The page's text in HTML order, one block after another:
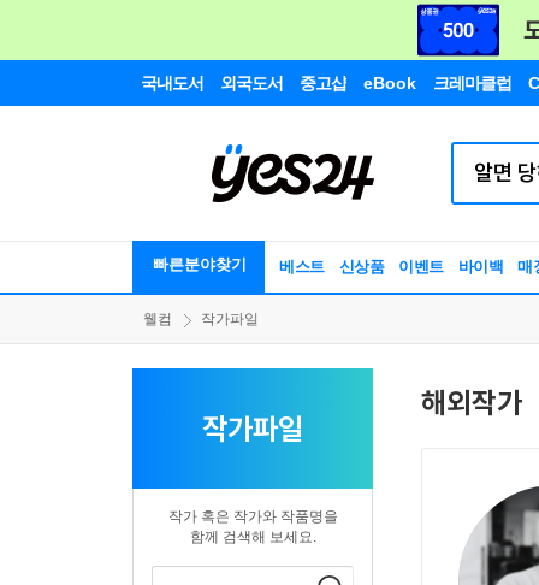
국내도서 외국도서 중고샵 eBook 크레마클럽
빠른분야찾기 베스트 신상품 이벤트 바이백 매
웰컴 작가파일
작가파일
작가 혹은 작가와 작품명을
함께 검색해 보세요.
해외작가